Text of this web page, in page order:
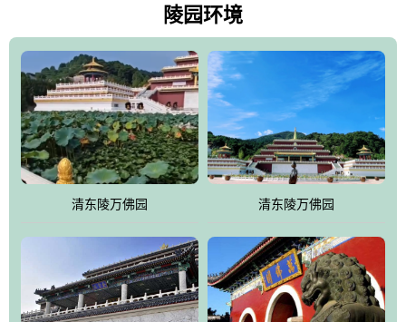
万佛园位于遵化市境内，座落在世界文化遗产清东陵地形墙内，地
形绝佳，地理位置优越，交通便利。公司以“建设全国顶级人生后花
园、打造佛教精品旅游圣地”为目标，以海外归侨、国内外知名人士
的墓地安葬、祭祀吊亡并结合旅游参观构成其主要使用功能；以苍
郁绚丽、优雅宜人的园林景观构成其外部形象。通过墓园建设与造
园手法相结合的默契操作，建成一处特色鲜明、服务周全、环境优
美、民族风格突出，与周边文物古迹交相呼应的极具吸引力的花园
式园林。
万佛园工程一期占地448亩，目前完成投资近12亿元人民币，园区采
用全仿古式建筑，寻求与世界文化遗产地清东陵的和谐统一，在园
区建设中寻求陵园建设与景区建设的有机融合，充分发挥独一无二
的地形优势，打造现代艺术园林，建设旅游景观、寺庙、酒店等综
合服务设施，服务于陵园经营，使企业的多元化经营项目相互依
陵园环境
清东陵万佛园 清东陵万佛园